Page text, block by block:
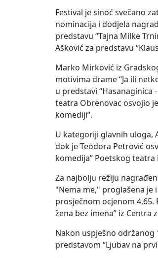
Festival je sinoć svečano
nominacija i dodjela
predstavu “Tajna Milke
Ašković za predstavu
Marko Mirković iz
motivima drame “Ja ili
u predstavi “Hasanaginica
teatra Obrenovac osvojio
komediji”.
U kategoriji glavnih uloga,
dok je Teodora Petrović
komedija” Poetskog teatra
Za najbolju režiju
"Nema me," proglašena je
prosječnom ocjenom 4,65.
žena bez imena” iz Centra
Nakon uspješno održanog
predstavom “Ljubav na